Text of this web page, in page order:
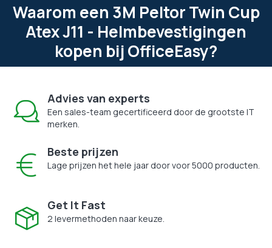
Waarom een 3M Peltor Twin Cup
Atex J11 - Helmbevestigingen
kopen bij OfficeEasy?
Advies van experts
Een sales-team gecertificeerd door de grootste IT
merken.
Beste prijzen
Lage prijzen het hele jaar door voor 5000 producten.
Get It Fast
2 levermethoden naar keuze.